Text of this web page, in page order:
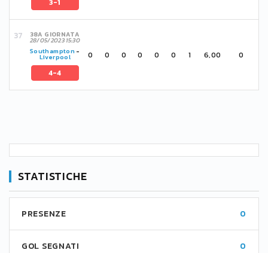
3-1
38A GIORNATA
28/05/2023 15:30
Southampton-
Liverpool
4-4
0 0 0 0 0 0 1 6,00 0
STATISTICHE
PRESENZE 0
GOL SEGNATI 0